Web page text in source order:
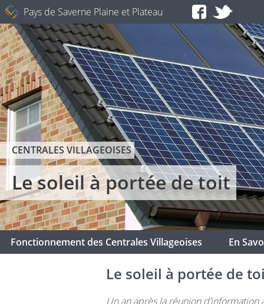
Pays de Saverne Plaine et Plateau
CENTRALES VILLAGEOISES
Le soleil à portée de toit
Fonctionnement des Centrales Villageoises En
Le soleil à portée de
Un an après la réunion